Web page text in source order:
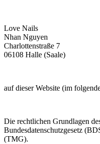
Love Nails
Nhan Nguyen
Charlottenstraße 7
06108 Halle (Saale)
auf dieser Website (im
Die rechtlichen Grundlagen
Bundesdatenschutzgesetz
(TMG).